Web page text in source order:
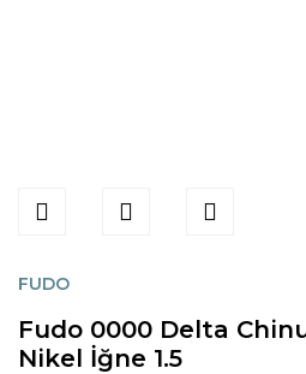
FUDO
Fudo 0000 Delta Chinu
Nikel İğne 1.5